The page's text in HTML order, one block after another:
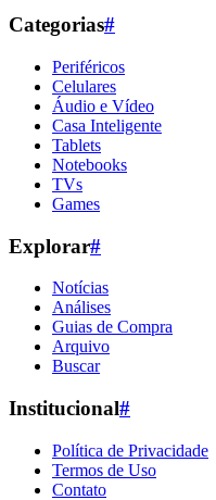
Categorias#
Periféricos
Celulares
Áudio e Vídeo
Casa Inteligente
Tablets
Notebooks
TVs
Games
Explorar#
Notícias
Análises
Guias de Compra
Arquivo
Buscar
Institucional#
Política de Privacidade
Termos de Uso
Contato